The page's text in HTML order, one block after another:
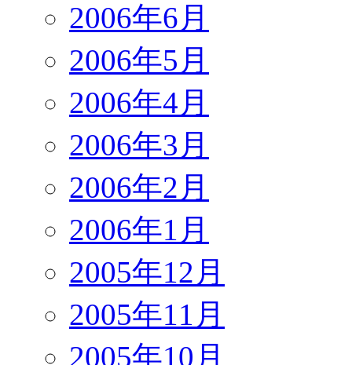
2006年6月
2006年5月
2006年4月
2006年3月
2006年2月
2006年1月
2005年12月
2005年11月
2005年10月